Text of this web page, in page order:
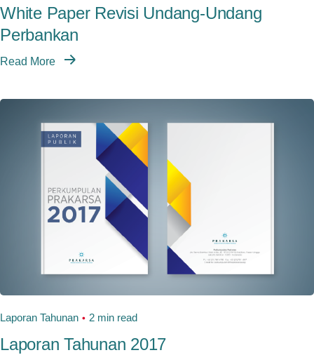
White Paper Revisi Undang-Undang
Perbankan
Read More
Laporan Tahunan 2 min read
Laporan Tahunan 2017